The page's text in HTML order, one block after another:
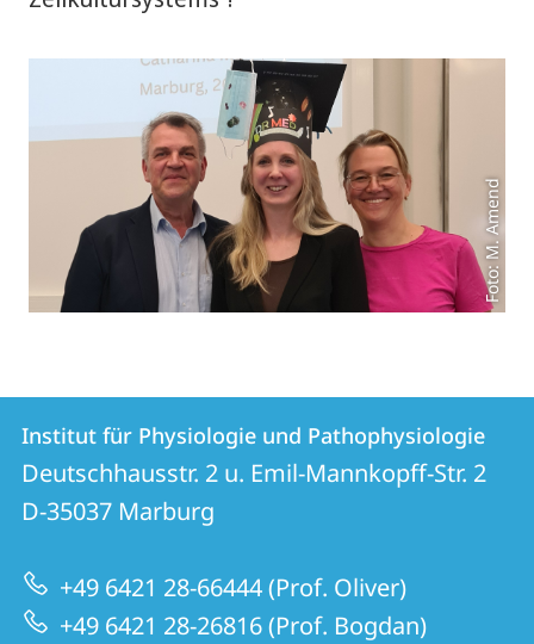
Foto: M. Amend
Kontakt
und
Informationen
zur
Website
Kontaktinformationen
Institut
für
und
Pathophysiologie
Institut für Physiologie und Pathophysiologie
Deutschhausstr. 2 u. Emil-Mannkopff-Str. 2
D-35037 Marburg
+49 6421 28-66444 (Prof. Oliver)
+49 6421 28-26816 (Prof. Bogdan)